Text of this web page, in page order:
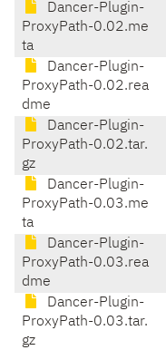
Dancer-Plugin-
ProxyPath-0.02.me
ta
Dancer-Plugin-
ProxyPath-0.02.rea
dme
Dancer-Plugin-
ProxyPath-0.02.tar.
gz
Dancer-Plugin-
ProxyPath-0.03.me
ta
Dancer-Plugin-
ProxyPath-0.03.rea
dme
Dancer-Plugin-
ProxyPath-0.03.tar.
gz